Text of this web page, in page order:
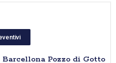
Pozzo di Gotto